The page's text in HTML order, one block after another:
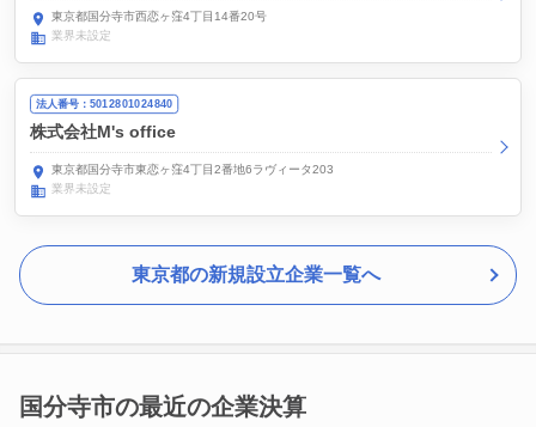
東京都国分寺市西恋ヶ窪4丁目14番20号
業界未設定
法人番号：5012801024840
株式会社M's office
東京都国分寺市東恋ヶ窪4丁目2番地6ラヴィータ203
業界未設定
東京都の新規設立企業一覧へ
国分寺市の最近の企業決算